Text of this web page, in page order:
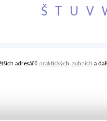
Š
T U V
adresářů praktických, zubních a